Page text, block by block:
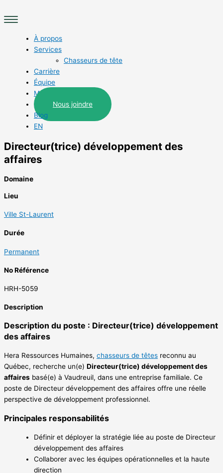
au
Menu
À propos
Services
Chasseurs de tête
Carrière
Équipe
Métiers
Nous joindre
Blog
EN
Directeur(trice) développement des
affaires
Domaine
Lieu
Ville St-Laurent
Durée
Permanent
No Référence
HRH-5059
Description
Description du poste : Directeur(trice) développement
des affaires
Hera Ressources Humaines, chasseurs de têtes reconnu au
Québec, recherche un(e) Directeur(trice) développement des
affaires basé(e) à Vaudreuil, dans une entreprise familiale. Ce
poste de Directeur développement des affaires offre une réelle
perspective de développement professionnel.
Principales responsabilités
Définir et déployer la stratégie liée au poste de Directeur
développement des affaires
Collaborer avec les équipes opérationnelles et la haute
direction